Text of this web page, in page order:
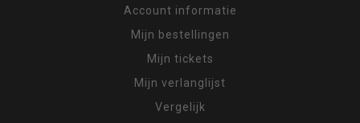
Account informatie
Mijn bestellingen
Mijn tickets
Mijn verlanglijst
Vergelijk